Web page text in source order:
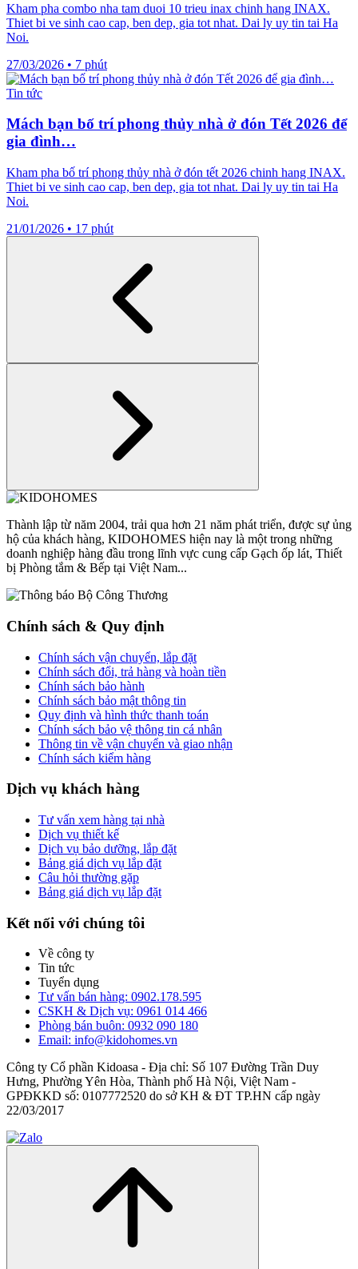
Kham pha combo nha tam duoi 10 trieu inax chinh hang INAX.
Thiet bi ve sinh cao cap, ben dep, gia tot nhat. Dai ly uy tin tai Ha
Noi.
27/03/2026 • 7 phút
Tin tức
Mách bạn bố trí phong thủy nhà ở đón Tết 2026 để
gia đình…
Kham pha bố trí phong thủy nhà ở đón tết 2026 chinh hang INAX.
Thiet bi ve sinh cao cap, ben dep, gia tot nhat. Dai ly uy tin tai Ha
Noi.
21/01/2026 • 17 phút
Thành lập từ năm 2004, trải qua hơn 21 năm phát triển, được sự ủng
hộ của khách hàng, KIDOHOMES hiện nay là một trong những
doanh nghiệp hàng đầu trong lĩnh vực cung cấp Gạch ốp lát, Thiết
bị Phòng tắm & Bếp tại Việt Nam...
Chính sách & Quy định
Chính sách vận chuyển, lắp đặt
Chính sách đổi, trả hàng và hoàn tiền
Chính sách bảo hành
Chính sách bảo mật thông tin
Quy định và hình thức thanh toán
Chính sách bảo vệ thông tin cá nhân
Thông tin về vận chuyển và giao nhận
Chính sách kiểm hàng
Dịch vụ khách hàng
Tư vấn xem hàng tại nhà
Dịch vụ thiết kế
Dịch vụ bảo dưỡng, lắp đặt
Bảng giá dịch vụ lắp đặt
Câu hỏi thường gặp
Bảng giá dịch vụ lắp đặt
Kết nối với chúng tôi
Về công ty
Tin tức
Tuyển dụng
Tư vấn bán hàng: 0902.178.595
CSKH & Dịch vụ: 0961 014 466
Phòng bán buôn: 0932 090 180
Email: info@kidohomes.vn
Công ty Cổ phần Kidoasa - Địa chỉ: Số 107 Đường Trần Duy
Hưng, Phường Yên Hòa, Thành phố Hà Nội, Việt Nam -
GPĐKKD số: 0107772520 do sở KH & ĐT TP.HN cấp ngày
22/03/2017